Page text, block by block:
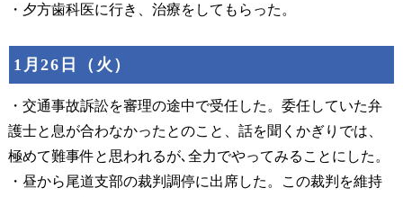
・夕方歯科医に行き、治療をしてもらった。
1月26日（火）
・交通事故訴訟を審理の途中で受任した。委任していた弁
護士と息が合わなかったとのこと、話を聞くかぎりでは、
極めて難事件と思われるが､全力でやってみることにした。
・昼から尾道支部の裁判調停に出席した。この裁判を維持